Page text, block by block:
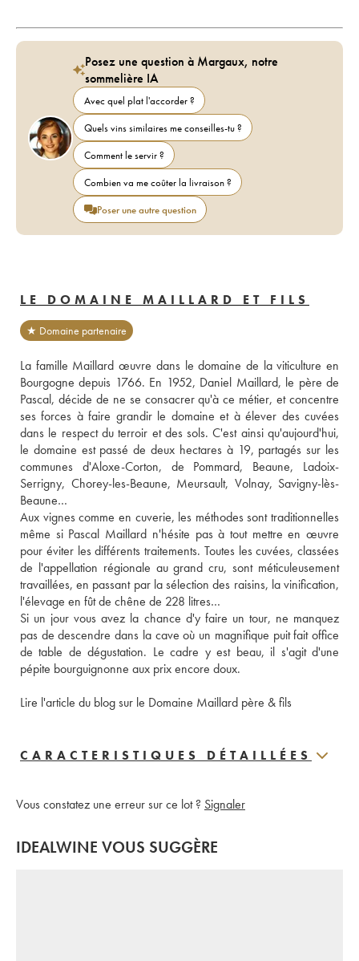
Posez une question à Margaux, notre
sommelière IA
Avec quel plat l'accorder ?
Quels vins similaires me conseilles-tu ?
Comment le servir ?
Combien va me coûter la livraison ?
Poser une autre question
LE DOMAINE MAILLARD ET FILS
★ Domaine partenaire
La famille Maillard œuvre dans le domaine de la viticulture en
Bourgogne depuis 1766. En 1952, Daniel Maillard, le père de
Pascal, décide de ne se consacrer qu'à ce métier, et concentre
ses forces à faire grandir le domaine et à élever des cuvées
dans le respect du terroir et des sols. C'est ainsi qu'aujourd'hui,
le domaine est passé de deux hectares à 19, partagés sur les
communes d'Aloxe-Corton, de Pommard, Beaune, Ladoix-
Serrigny, Chorey-les-Beaune, Meursault, Volnay, Savigny-lès-
Beaune…
Aux vignes comme en cuverie, les méthodes sont traditionnelles
même si Pascal Maillard n'hésite pas à tout mettre en œuvre
pour éviter les différents traitements. Toutes les cuvées, classées
de l'appellation régionale au grand cru, sont méticuleusement
travaillées, en passant par la sélection des raisins, la vinification,
l'élevage en fût de chêne de 228 litres…
Si un jour vous avez la chance d'y faire un tour, ne manquez
pas de descendre dans la cave où un magnifique puit fait office
de table de dégustation. Le cadre y est beau, il s'agit d'une
pépite bourguignonne aux prix encore doux.
Lire l'article du blog sur le Domaine Maillard père & fils
CARACTERISTIQUES DÉTAILLÉES
Vous constatez une erreur sur ce lot ? Signaler
IDEALWINE VOUS SUGGÈRE